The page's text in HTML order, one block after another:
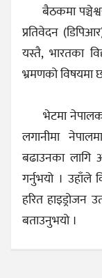
बैठकमा
प्रतिवेदन
यस्तै, भारतका
भ्रमणको
भेटमा नेपालका
लगानीमा
बढाउनका लागि
गर्नुभयो । उहाँले
हरित हाइड्रोजन
बताउनुभयो ।